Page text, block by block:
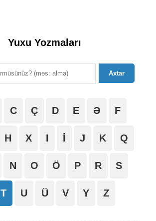
Yuxu Yozmaları
Axtar
C Ç D E Ə F
H X I İ J K Q
N O Ö P R S
T U Ü V Y Z